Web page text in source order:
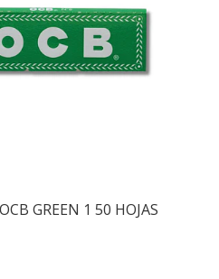
GREEN 1 50 HOJAS